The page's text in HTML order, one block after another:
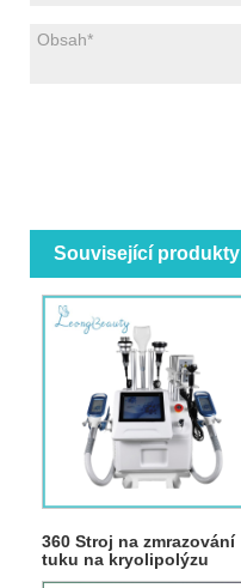
Související produkty
360 Stroj na zmrazování
tuku na kryolipolýzu